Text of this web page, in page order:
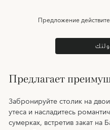
Предложение
Предлагает
Забронируйте столик на
утеса и насладитесь
сумерках, встретив закат